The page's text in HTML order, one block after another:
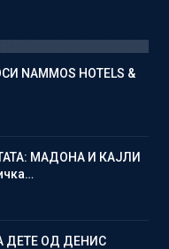
NAMMOS HOTELS &
МАДОНА И КАЈЛИ
ДЕТЕ ОД ДЕНИС